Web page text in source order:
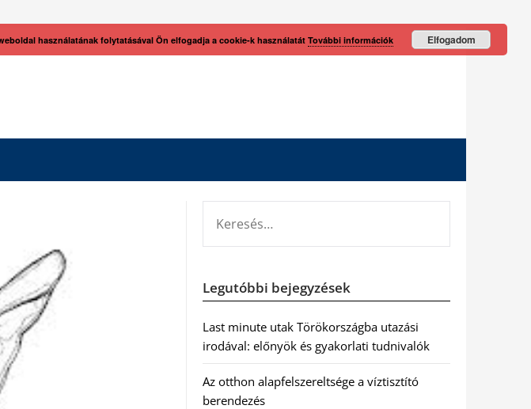
Legutóbbi bejegyzések
Last minute utak Törökországba utazási
irodával: előnyök és gyakorlati tudnivalók
Az otthon alapfelszereltsége a víztisztító
berendezés
használatának folytatásával Ön elfogadja a cookie-k használatát További információk Elfogadom